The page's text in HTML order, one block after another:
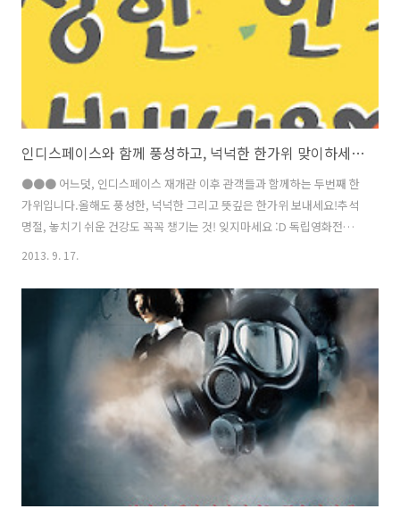
인디스페이스와 함께 풍성하고, 넉넉한 한가위 맞이하세요 :D
●●● 어느덧, 인디스페이스 재개관 이후 관객들과 함께하는 두번째 한
가위입니다.올해도 풍성한, 넉넉한 그리고 뜻깊은 한가위 보내세요!추석
명절, 놓치기 쉬운 건강도 꼭꼭 챙기는 것! 잊지마세요 :D 독립영화전용
관 인디스페이스는 1년 365일, 연중무휴!입니다.하루라도, 한시라도 관
서 랄까요ㅎㅎ 올 추석, 쓸쓸하게 남아있는 우리의 친구들.인디스페이스
의 문은 활짝 열려 있으니 언제라도 달려오세요! 모두 행복하고 풍성한
한가위되시길 바랍니다 :) ●●● >>추석명절 상영시간표 바로가기>>
추석연휴에도 인디스페이스와 함께, 다양하고 색다른 독립영화를 즐기
세요! 예매 안내● 맥스무비 http://bit.ly/9BCgci● 예스이십사
2013. 9. 17.